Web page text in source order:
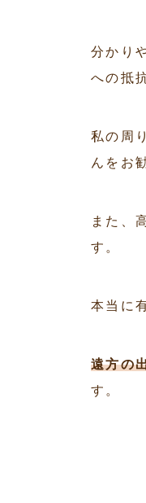
分かり
への抵
私の周
んをお
また、
す。
本当に
遠方の
す。